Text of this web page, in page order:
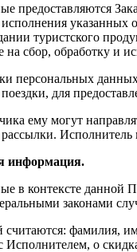
предоставляются
указанных
туристского
на сбор, обработку и
персональных
для
ему могут
информация.
в контексте данной
законами
фамилия,
Исполнителем, о